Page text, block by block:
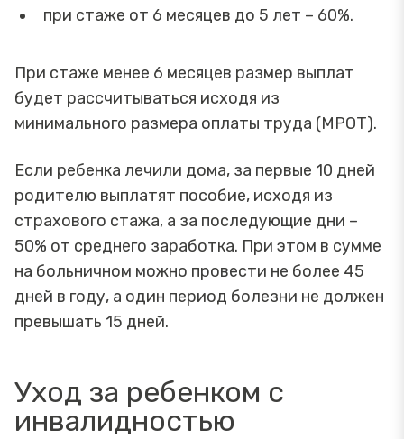
при стаже от 6 месяцев до 5 лет – 60%.
При стаже менее 6 месяцев размер выплат
будет рассчитываться исходя из
минимального размера оплаты труда (МРОТ).
Если ребенка лечили дома, за первые 10 дней
родителю выплатят пособие, исходя из
страхового стажа, а за последующие дни –
50% от среднего заработка. При этом в сумме
на больничном можно провести не более 45
дней в году, а один период болезни не должен
превышать 15 дней.
Уход за ребенком с
инвалидностью